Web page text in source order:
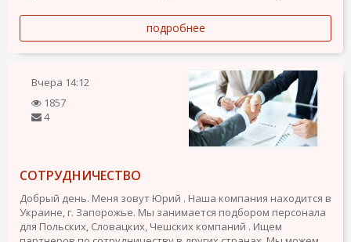
подробнее
Вчера 14:12
1857
4
СОТРУДНИЧЕСТВО
Добрый день. Меня зовут Юрий . Наша компания находится в
Украине, г. Запорожье. Мы занимается подбором персонала
для Польских, Словацких, Чешских компаний . Ищем